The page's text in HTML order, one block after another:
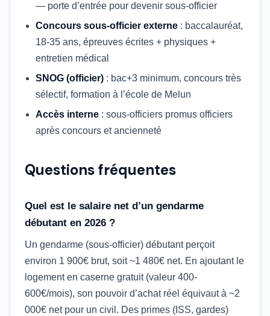
— porte d’entrée pour devenir sous-officier
Concours sous-officier externe : baccalauréat,
18-35 ans, épreuves écrites + physiques +
entretien médical
SNOG (officier) : bac+3 minimum, concours très
sélectif, formation à l’école de Melun
Accès interne : sous-officiers promus officiers
après concours et ancienneté
Questions fréquentes
Quel est le salaire net d’un gendarme
débutant en 2026 ?
Un gendarme (sous-officier) débutant perçoit
environ 1 900€ brut, soit ~1 480€ net. En ajoutant le
logement en caserne gratuit (valeur 400-
600€/mois), son pouvoir d’achat réel équivaut à ~2
000€ net pour un civil. Des primes (ISS, gardes)